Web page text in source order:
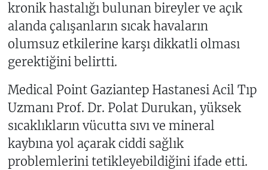
kronik hastalığı bulunan bireyler ve açık
alanda çalışanların sıcak havaların
olumsuz etkilerine karşı dikkatli olması
gerektiğini belirtti.
Medical Point Gaziantep Hastanesi Acil Tıp
Uzmanı Prof. Dr. Polat Durukan, yüksek
sıcaklıkların vücutta sıvı ve mineral
kaybına yol açarak ciddi sağlık
problemlerini tetikleyebildiğini ifade etti.